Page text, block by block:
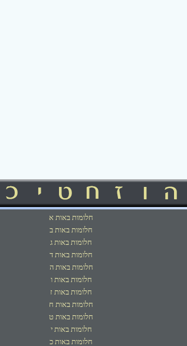
חלומות באות א
חלומות באות ב
חלומות באות ג
חלומות באות ד
חלומות באות ה
חלומות באות ו
חלומות באות ז
חלומות באות ח
חלומות באות ט
חלומות באות י
חלומות באות כ